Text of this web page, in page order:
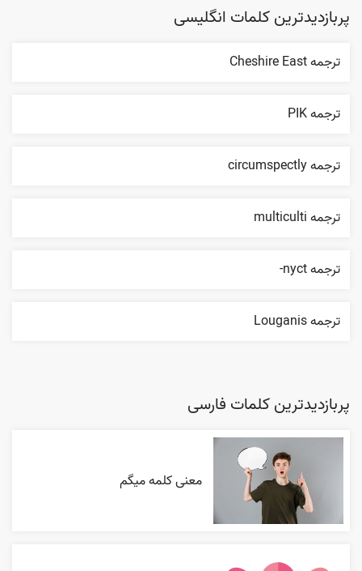
پربازدیدترین کلمات انگلیسی
ترجمه Cheshire East
ترجمه PIK
ترجمه circumspectly
ترجمه multiculti
ترجمه nyct-
ترجمه Louganis
پربازدیدترین کلمات فارسی
معنی کلمه میگم